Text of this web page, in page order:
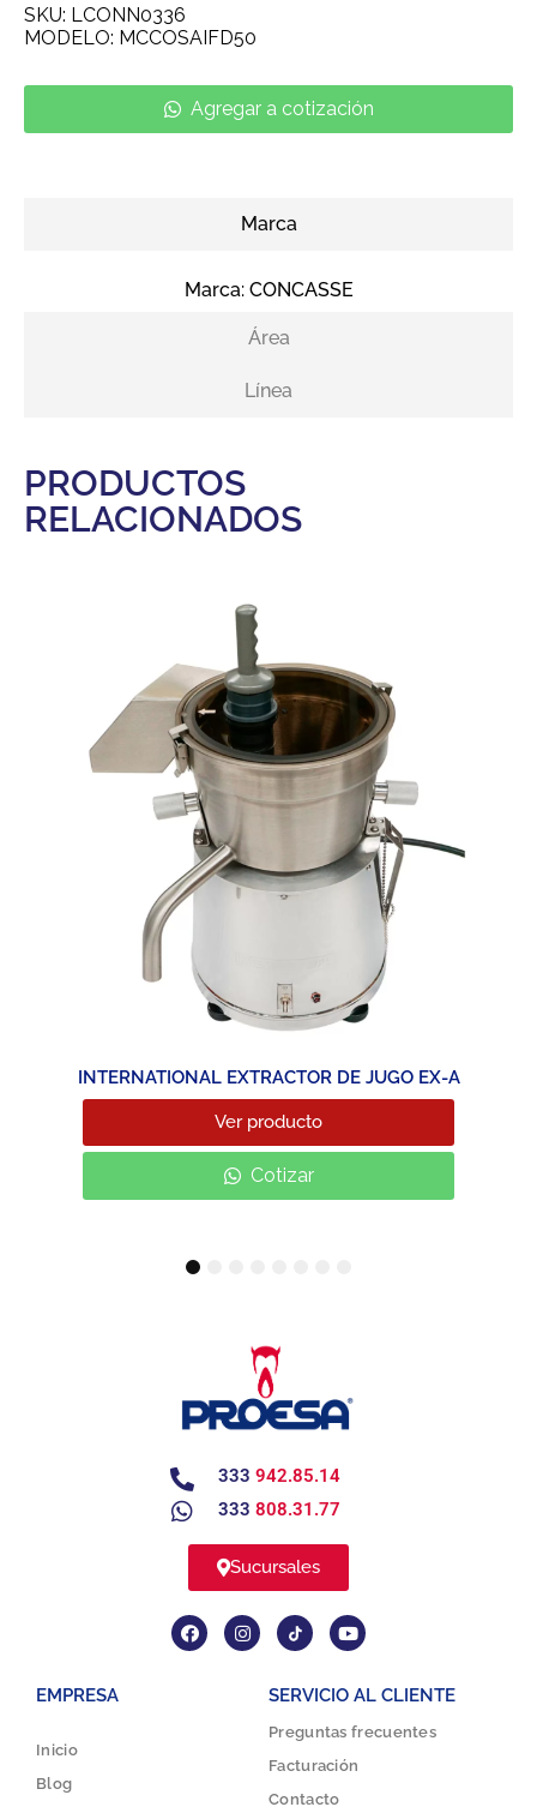
SKU: LCONN0336
MODELO: MCCOSAIFD50
Agregar a cotización
Marca
Marca: CONCASSE
Área
Línea
PRODUCTOS
RELACIONADOS
INTERNATIONAL EXTRACTOR DE JUGO EX-A
Ver producto
Cotizar
4
333 942.85.14
333 808.31.77
Sucursales
EMPRESA
Inicio
Blog
SERVICIO AL CLIENTE
Preguntas frecuentes
Facturación
Contacto